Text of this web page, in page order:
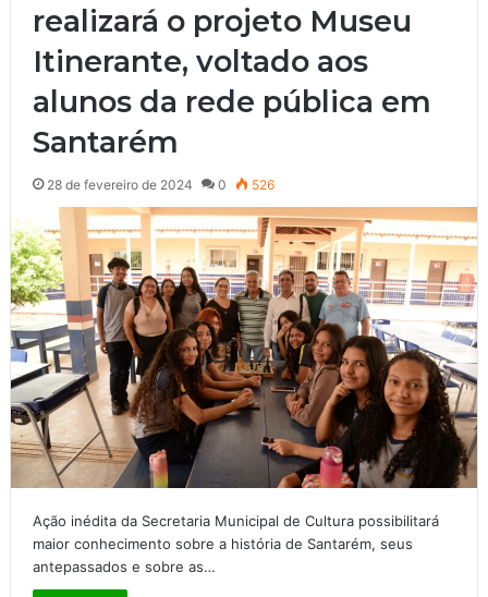
realizará o projeto Museu
Itinerante, voltado aos
alunos da rede pública em
Santarém
28 de fevereiro de 2024 0 526
Ação inédita da Secretaria Municipal de Cultura possibilitará
maior conhecimento sobre a história de Santarém, seus
antepassados e sobre as…